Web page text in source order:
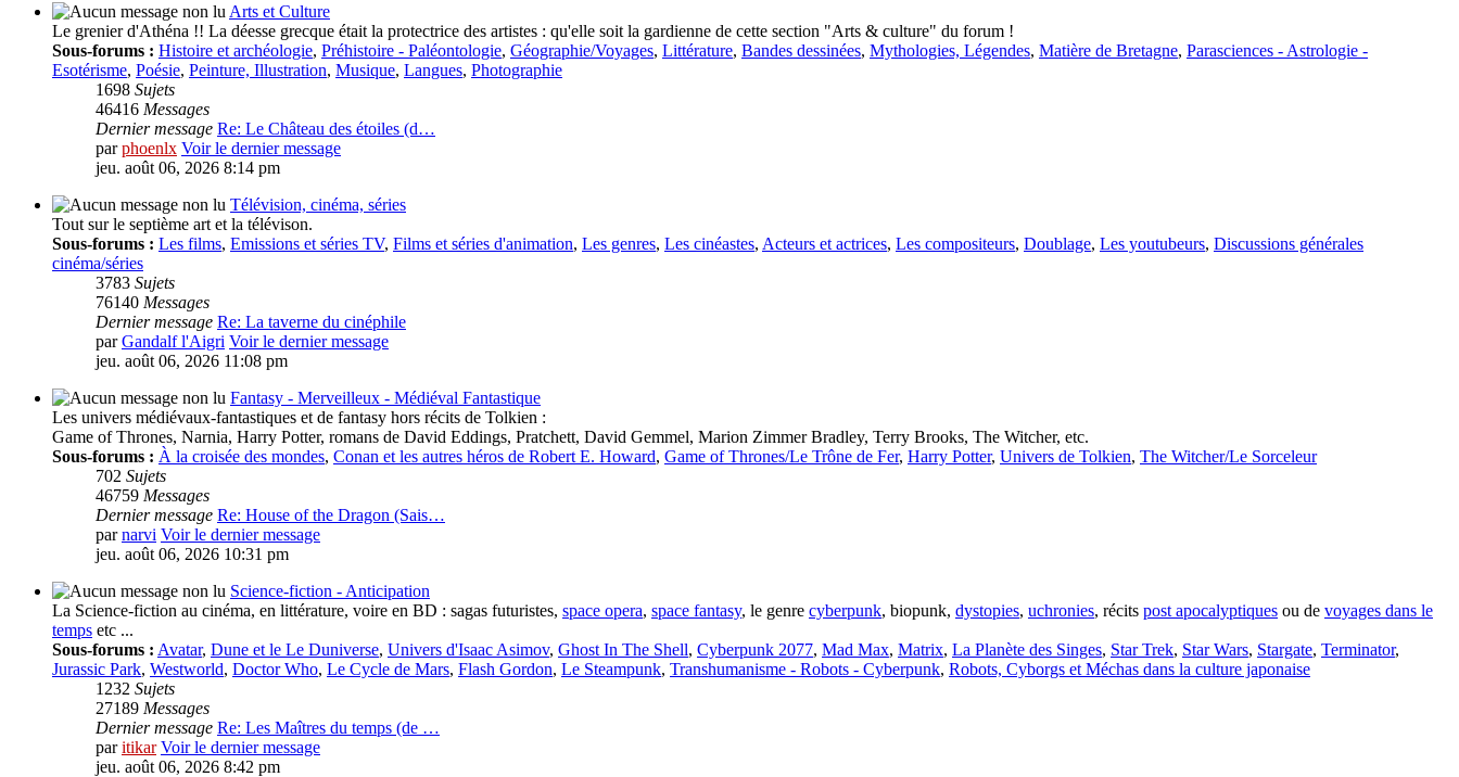
Arts et Culture
Le grenier d'Athéna !! La déesse grecque était la protectrice des artistes : qu'elle soit la gardienne de cette section "Arts & culture" du forum !
Sous-forums : Histoire et archéologie, Préhistoire - Paléontologie, Géographie/Voyages, Littérature, Bandes dessinées, Mythologies, Légendes, Matière de Bretagne, Parasciences - Astrologie -
Esotérisme, Poésie, Peinture, Illustration, Musique, Langues, Photographie
1698 Sujets
46416 Messages
Dernier message Re: Le Château des étoiles (d…
parphoenlx Voir le dernier message
jeu. août 06, 2026 8:14 pm
Télévision, cinéma, séries
Tout sur le septième art et la télévison.
Sous-forums : Les films, Emissions et séries TV, Films et séries d'animation, Les genres, Les cinéastes, Acteurs et actrices, Les compositeurs, Doublage, Les youtubeurs, Discussions générales
cinéma/séries
3783 Sujets
76140 Messages
Dernier message Re: La taverne du cinéphile
parGandalf l'Aigri Voir le dernier message
jeu. août 06, 2026 11:08 pm
Fantasy - Merveilleux - Médiéval Fantastique
Les univers médiévaux-fantastiques et de fantasy hors récits de Tolkien :
Game of Thrones, Narnia, Harry Potter, romans de David Eddings, Pratchett, David Gemmel, Marion Zimmer Bradley, Terry Brooks, The Witcher, etc.
Sous-forums : À la croisée des mondes, Conan et les autres héros de Robert E. Howard, Game of Thrones/Le Trône de Fer, Harry Potter, Univers de Tolkien, The Witcher/Le Sorceleur
702 Sujets
46759 Messages
Dernier message Re: House of the Dragon (Sais…
parnarvi Voir le dernier message
jeu. août 06, 2026 10:31 pm
Science-fiction - Anticipation
La Science-fiction au cinéma, en littérature, voire en BD : sagas futuristes, space opera, space fantasy, le genre cyberpunk, biopunk, dystopies, uchronies, récits post apocalyptiques ou de voyages dans le
temps etc ...
Sous-forums : Avatar, Dune et le Le Duniverse, Univers d'Isaac Asimov, Ghost In The Shell, Cyberpunk 2077, Mad Max, Matrix, La Planète des Singes, Star Trek, Star Wars, Stargate, Terminator,
Jurassic Park, Westworld, Doctor Who, Le Cycle de Mars, Flash Gordon, Le Steampunk, Transhumanisme - Robots - Cyberpunk, Robots, Cyborgs et Méchas dans la culture japonaise
1232 Sujets
27189 Messages
Dernier message Re: Les Maîtres du temps (de …
paritikar Voir le dernier message
jeu. août 06, 2026 8:42 pm